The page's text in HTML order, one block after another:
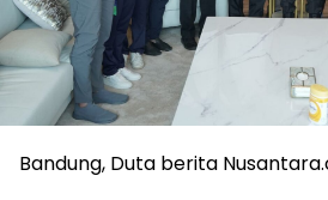
Bandung, Duta berita